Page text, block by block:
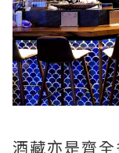
酒藏亦是齊